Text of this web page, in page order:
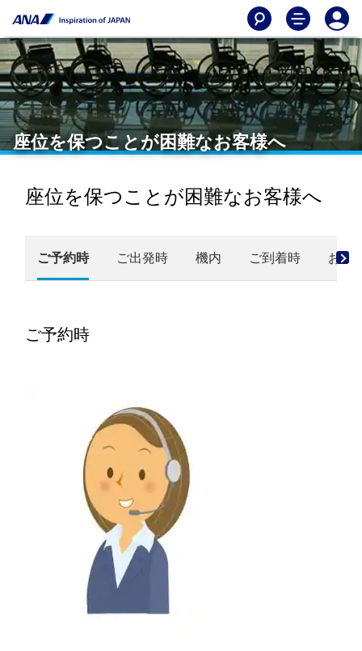
座位を保つことが困難なお客様へ
座位を保つことが困難なお客様へ
ご予約時 ご出発時 機内 ご到着時 お問
ご予約時